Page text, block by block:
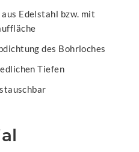
Edelstahl bzw. mit
des Bohrloches
Tiefen